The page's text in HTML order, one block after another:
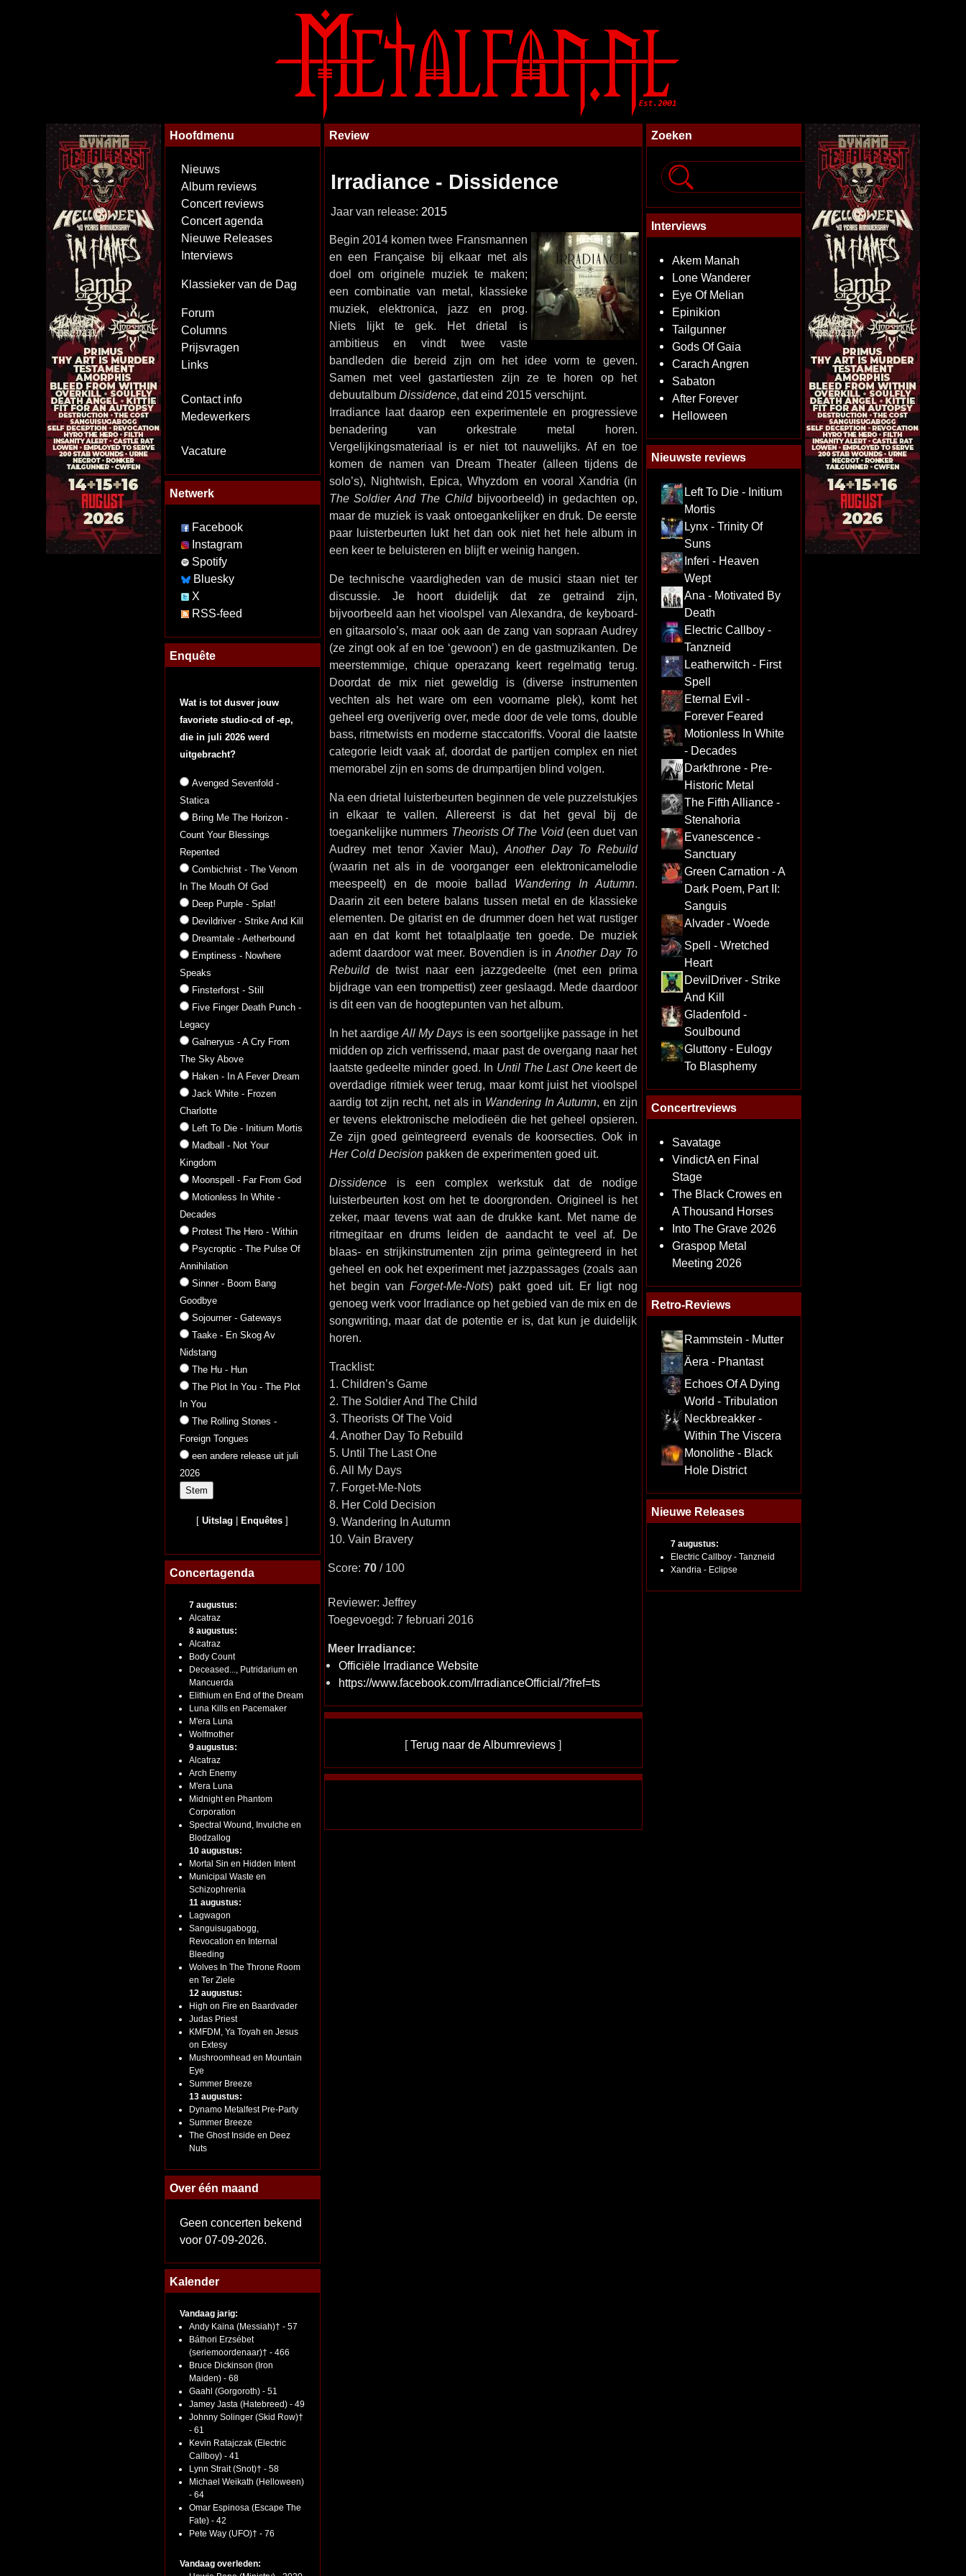
Hoofdmenu
Nieuws
Album reviews
Concert reviews
Concert agenda
Nieuwe Releases
Interviews
Klassieker van de Dag
Forum
Columns
Prijsvragen
Links
Contact info
Medewerkers
Vacature
Netwerk
Facebook
Instagram
Spotify
Bluesky
X
RSS-feed
Enquête
Wat is tot dusver jouw
favoriete studio-cd of -ep,
die in juli 2026 werd
uitgebracht?
Avenged Sevenfold -
Statica
Bring Me The Horizon -
Count Your Blessings
Repented
Combichrist - The Venom
In The Mouth Of God
Deep Purple - Splat!
Devildriver - Strike And Kill
Dreamtale - Aetherbound
Emptiness - Nowhere
Speaks
Finsterforst - Still
Five Finger Death Punch -
Legacy
Galneryus - A Cry From
The Sky Above
Haken - In A Fever Dream
Jack White - Frozen
Charlotte
Left To Die - Initium Mortis
Madball - Not Your
Kingdom
Moonspell - Far From God
Motionless In White -
Decades
Protest The Hero - Within
Psycroptic - The Pulse Of
Annihilation
Sinner - Boom Bang
Goodbye
Sojourner - Gateways
Taake - En Skog Av
Nidstang
The Hu - Hun
The Plot In You - The Plot
In You
The Rolling Stones -
Foreign Tongues
een andere release uit juli
2026
[Uitslag Enquêtes ]
Concertagenda
7 augustus:
Alcatraz
8 augustus:
Alcatraz
Body Count
Deceased..., Putridarium en
Mancuerda
Elithium en End of the Dream
Luna Kills en Pacemaker
M'era Luna
Wolfmother
9 augustus:
Alcatraz
Arch Enemy
M'era Luna
Midnight en Phantom
Corporation
Spectral Wound, Invulche en
Blodzallog
10 augustus:
Mortal Sin en Hidden Intent
Municipal Waste en
Schizophrenia
11 augustus:
Lagwagon
Sanguisugabogg,
Revocation en Internal
Bleeding
Wolves In The Throne Room
en Ter Ziele
12 augustus:
High on Fire en Baardvader
Judas Priest
KMFDM, Ya Toyah en Jesus
on Extesy
Mushroomhead en Mountain
Eye
Summer Breeze
13 augustus:
Dynamo Metalfest Pre-Party
Summer Breeze
The Ghost Inside en Deez
Nuts
Over één maand
Geen concerten bekend
voor 07-09-2026.
Kalender
Vandaag jarig:
Andy Kaina (Messiah)† - 57
Báthori Erzsébet
(seriemoordenaar)† - 466
Bruce Dickinson (Iron
Maiden) - 68
Gaahl (Gorgoroth) - 51
Jamey Jasta (Hatebreed) - 49
Johnny Solinger (Skid Row)†
- 61
Kevin Ratajczak (Electric
Callboy) - 41
Lynn Strait (Snot)† - 58
Michael Weikath (Helloween)
- 64
Omar Espinosa (Escape The
Fate) - 42
Pete Way (UFO)† - 76
Vandaag overleden:
Review
Irradiance - Dissidence
Jaar van release: 2015
Begin 2014 komen twee Fransmannen
en een Française bij elkaar met als
doel om originele muziek te maken;
een combinatie van metal, klassieke
muziek, elektronica, jazz en prog.
Niets lijkt te gek. Het drietal is
ambitieus en vindt twee vaste
bandleden die bereid zijn om het idee vorm te geven.
Samen met veel gastartiesten zijn ze te horen op het
debuutalbum Dissidence, dat eind 2015 verschijnt.
Irradiance laat daarop een experimentele en progressieve
benadering van orkestrale metal horen.
Vergelijkingsmateriaal is er niet tot nauwelijks. Af en toe
komen de namen van Dream Theater (alleen tijdens de
solo’s), Nightwish, Epica, Whyzdom en vooral Xandria (in
The Soldier And The Childbijvoorbeeld) in gedachten op,
maar de muziek is vaak ontoegankelijker en druk. De eerste
paar luisterbeurten lukt het dan ook niet het hele album in
een keer te beluisteren en blijft er weinig hangen.
De technische vaardigheden van de musici staan niet ter
discussie. Je hoort duidelijk dat ze getraind zijn,
bijvoorbeeld aan het vioolspel van Alexandra, de keyboard-
en gitaarsolo’s, maar ook aan de zang van sopraan Audrey
(ze zingt ook af en toe ‘gewoon’) en de gastmuzikanten. De
meerstemmige, chique operazang keert regelmatig terug.
Doordat de mix niet geweldig is (diverse instrumenten
vechten als het ware om een voorname plek), komt het
geheel erg overijverig over, mede door de vele toms, double
bass, ritmetwists en moderne staccatoriffs. Vooral die laatste
categorie leidt vaak af, doordat de partijen complex en niet
memorabel zijn en soms de drumpartijen blind volgen.
Na een drietal luisterbeurten beginnen de vele puzzelstukjes
in elkaar te vallen. Allereerst is dat het geval bij de
toegankelijke nummers Theorists Of The Void(een duet van
Audrey met tenor Xavier Mau), Another Day To Rebuild
(waarin net als in de voorganger een elektronicamelodie
meespeelt) en de mooie ballad Wandering In Autumn.
Daarin zit een betere balans tussen metal en de klassieke
elementen. De gitarist en de drummer doen het wat rustiger
aan en dat komt het totaalplaatje ten goede. De muziek
ademt daardoor wat meer. Bovendien is in Another Day To
Rebuildde twist naar een jazzgedeelte (met een prima
bijdrage van een trompettist) zeer geslaagd. Mede daardoor
is dit een van de hoogtepunten van het album.
In het aardigeAll My Days is een soortgelijke passage in het
midden op zich verfrissend, maar past de overgang naar het
laatste gedeelte minder goed. In Until The Last Onekeert de
overdadige ritmiek weer terug, maar komt juist het vioolspel
aardig tot zijn recht, net als in Wandering In Autumn, en zijn
er tevens elektronische melodieën die het geheel opsieren.
Ze zijn goed geïntegreerd evenals de koorsecties. Ook in
Her Cold Decisionpakken de experimenten goed uit.
Dissidenceis een complex werkstuk dat de nodige
luisterbeurten kost om het te doorgronden. Origineel is het
zeker, maar tevens wat aan de drukke kant. Met name de
ritmegitaar en drums leiden de aandacht te veel af. De
blaas- en strijkinstrumenten zijn prima geïntegreerd in het
geheel en ook het experiment met jazzpassages (zoals aan
het begin vanForget-Me-Nots) pakt goed uit. Er ligt nog
genoeg werk voor Irradiance op het gebied van de mix en de
songwriting, maar dat de potentie er is, dat kun je duidelijk
horen.
Tracklist:
1. Children’s Game
2. The Soldier And The Child
3. Theorists Of The Void
4. Another Day To Rebuild
5. Until The Last One
6. All My Days
7. Forget-Me-Nots
8. Her Cold Decision
9. Wandering In Autumn
10. Vain Bravery
Score: 70/ 100
Reviewer: Jeffrey
Toegevoegd: 7 februari 2016
Meer Irradiance:
Officiële Irradiance Website
https://www.facebook.com/IrradianceOfficial/?fref=ts
[Terug naar de Albumreviews ]
Zoeken
Interviews
Akem Manah
Lone Wanderer
Eye Of Melian
Epinikion
Tailgunner
Gods Of Gaia
Carach Angren
Sabaton
After Forever
Helloween
Nieuwste reviews
Left To Die - Initium
Mortis
Lynx - Trinity Of
Suns
Inferi - Heaven
Wept
Ana - Motivated By
Death
Electric Callboy -
Tanzneid
Leatherwitch - First
Spell
Eternal Evil -
Forever Feared
Motionless In White
- Decades
Darkthrone - Pre-
Historic Metal
The Fifth Alliance -
Stenahoria
Evanescence -
Sanctuary
Green Carnation - A
Dark Poem, Part II:
Sanguis
Alvader - Woede
Spell - Wretched
Heart
DevilDriver - Strike
And Kill
Gladenfold -
Soulbound
Gluttony - Eulogy
To Blasphemy
Concertreviews
Savatage
VindictA en Final
Stage
The Black Crowes en
A Thousand Horses
Into The Grave 2026
Graspop Metal
Meeting 2026
Retro-Reviews
Rammstein - Mutter
Äera - Phantast
Echoes Of A Dying
World - Tribulation
Neckbreakker -
Within The Viscera
Monolithe - Black
Hole District
Nieuwe Releases
7 augustus:
Electric Callboy - Tanzneid
Xandria - Eclipse